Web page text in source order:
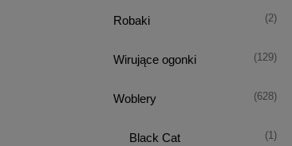
Robaki (2)
Wirujące ogonki (129)
Woblery (628)
Black Cat (1)